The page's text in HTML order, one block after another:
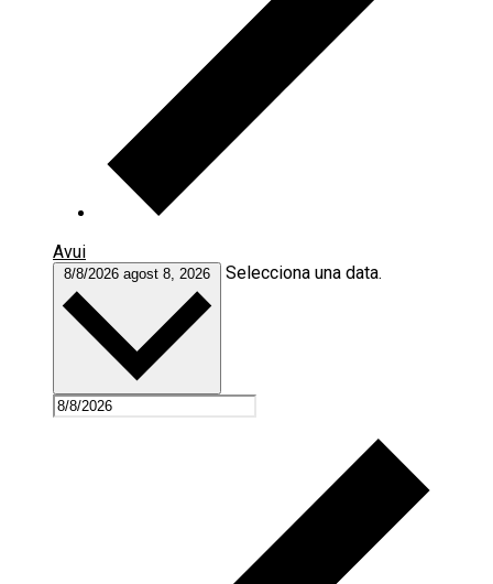
Avui
8/8/2026 agost 8, 2026 Selecciona una data.